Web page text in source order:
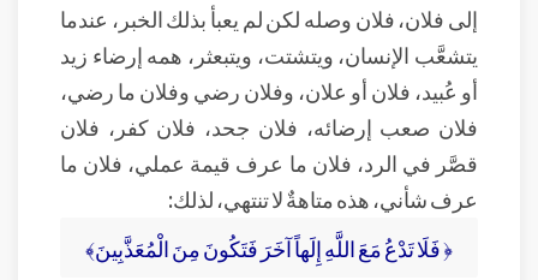
إلى فلان، فلان وصله لكن لم يعبأ بذلك الخبر، عندما
يتشعَّب الإنسان، ويتشتت، ويتبعثر، همه إرضاء زيد
أو عُبيد، فلان أو علان، وفلان رضي وفلان ما رضي،
فلان صعب إرضائه، فلان جحد، فلان كفر، فلان
قصَّر في الرد، فلان ما عرف قيمة عملي، فلان ما
عرف شأني، هذه متاهةٌ لا تنتهي، لذلك:
﴿ فَلَا تَدْعُ مَعَ اللَّهِ إِلَهاً آخَرَ فَتَكُونَ مِنَ الْمُعَذَّبِينَ﴾